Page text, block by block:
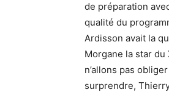
de préparation
qualité du
Ardisson avait la
Morgane la star
n’allons pas
surprendre,